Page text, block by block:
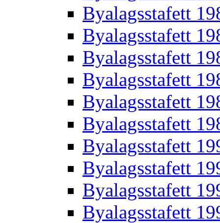
Byalagsstafett
Byalagsstafett
Byalagsstafett
Byalagsstafett
Byalagsstafett
Byalagsstafett
Byalagsstafett
Byalagsstafett
Byalagsstafett
Byalagsstafett